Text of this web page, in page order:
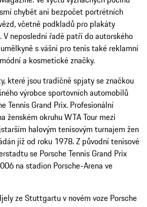
chybět ani bezpočet portrétních
včetně podkladů pro plakáty
V neposlední řadě patří do autorského
s vášní pro tenis také reklamní
a kosmetické značky.
které jsou tradičně spjaty se značkou
výrobce sportovních automobilů
Tennis Grand Prix. Profesionální
ženském okruhu WTA Tour mezi
halovým tenisovým turnajem žen
již od roku 1978. Z původní tenisové
se Porsche Tennis Grand Prix
na stadion Porsche-Arena ve
ze Stuttgartu v novém voze Porsche